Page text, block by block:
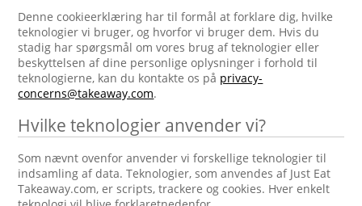
Denne cookieerklæring har til formål at forklare dig, hvilke
teknologier vi bruger, og hvorfor vi bruger dem. Hvis du
stadig har spørgsmål om vores brug af teknologier eller
beskyttelsen af dine personlige oplysninger i forhold til
teknologierne, kan du kontakte os på privacy-
concerns@takeaway.com.
Hvilke teknologier anvender vi?
Som nævnt ovenfor anvender vi forskellige teknologier til
indsamling af data. Teknologier, som anvendes af Just Eat
Takeaway.com, er scripts, trackere og cookies. Hver enkelt